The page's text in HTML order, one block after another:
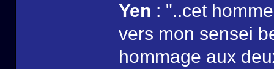
Yen : "..cet
vers mon sensei
hommage aux